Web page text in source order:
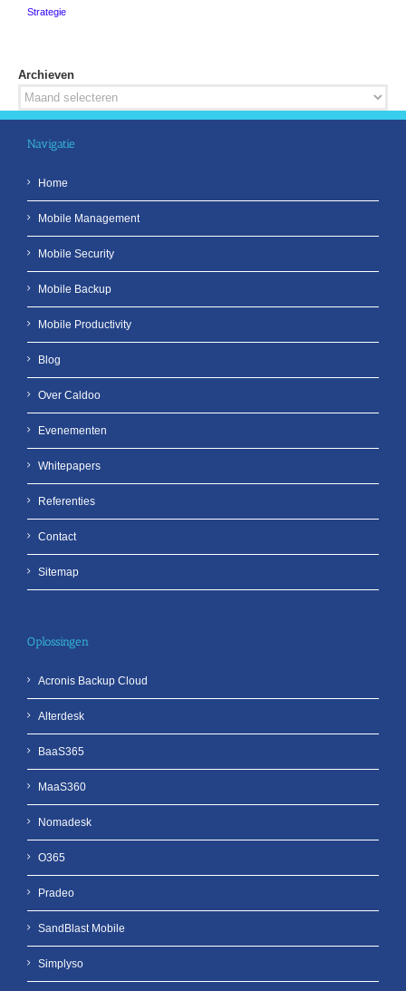
Strategie
Archieven
Archieven
Navigatie
Home
Mobile Management
Mobile Security
Mobile Backup
Mobile Productivity
Blog
Over Caldoo
Evenementen
Whitepapers
Referenties
Contact
Sitemap
Oplossingen
Acronis Backup Cloud
Alterdesk
BaaS365
MaaS360
Nomadesk
O365
Pradeo
SandBlast Mobile
Simplyso